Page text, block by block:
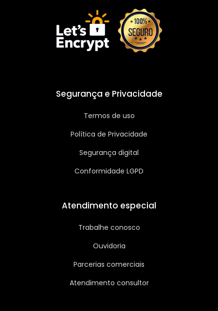
Segurança e Privacidade
Termos de uso
Política de Privacidade
Segurança digital
Conformidade LGPD
Atendimento especial
Trabalhe conosco
Ouvidoria
Parcerias comerciais
Atendimento consultor